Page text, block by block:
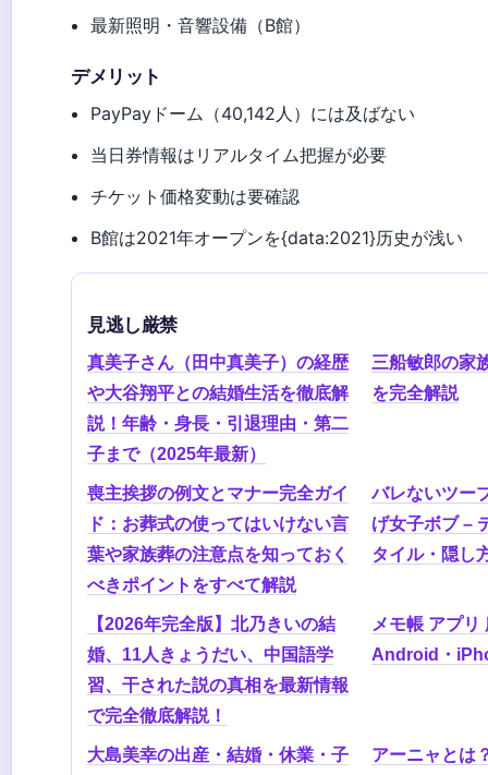
最新照明・音響設備（B館）
デメリット
PayPayドーム（40,142人）には及ばない
当日券情報はリアルタイム把握が必要
チケット価格変動は要確認
B館は2021年オープンを{data:2021}历史が浅い
見逃し厳禁
真美子さん（田中真美子）の経歴
や大谷翔平との結婚生活を徹底解
説！年齢・身長・引退理由・第二
子まで（2025年最新）
三船敏郎の家
を完全解説
喪主挨拶の例文とマナー完全ガイ
ド：お葬式の使ってはいけない言
葉や家族葬の注意点を知っておく
べきポイントをすべて解説
バレないツー
げ女子ボブ –
タイル・隠し
【2026年完全版】北乃きいの結
婚、11人きょうだい、中国語学
習、干された説の真相を最新情報
で完全徹底解説！
メモ帳 アプリ
Android・
大島美幸の出産・結婚・休業・子
アーニャとは